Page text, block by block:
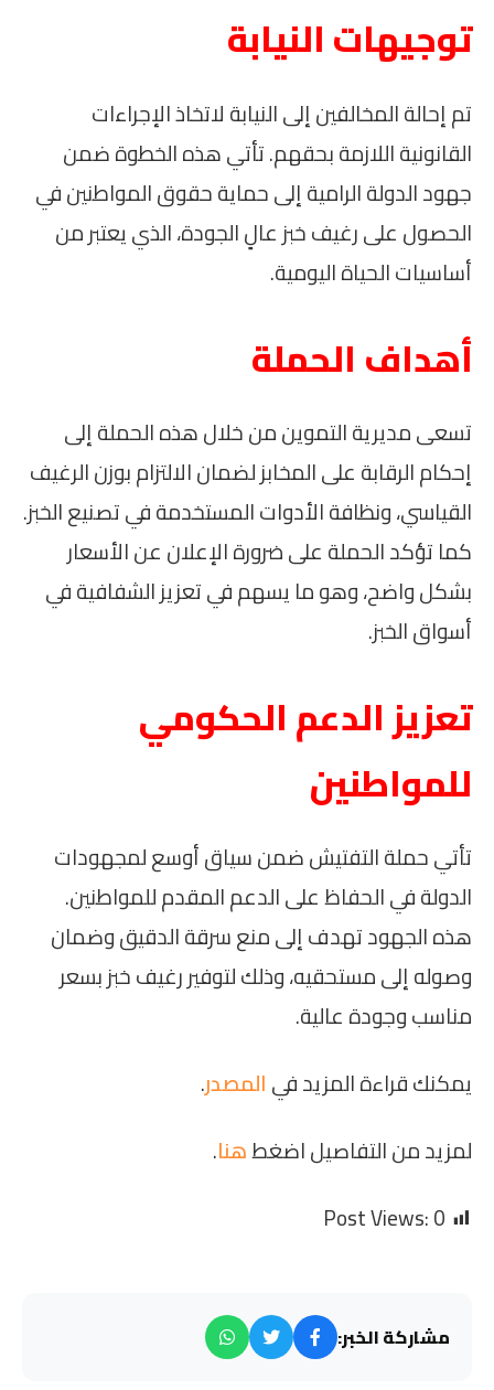
توجيهات النيابة
تم إحالة المخالفين إلى النيابة لاتخاذ الإجراءات
القانونية اللازمة بحقهم. تأتي هذه الخطوة ضمن
جهود الدولة الرامية إلى حماية حقوق المواطنين في
الحصول على رغيف خبز عالٍ الجودة، الذي يعتبر من
أساسيات الحياة اليومية.
أهداف الحملة
تسعى مديرية التموين من خلال هذه الحملة إلى
إحكام الرقابة على المخابز لضمان الالتزام بوزن الرغيف
القياسي، ونظافة الأدوات المستخدمة في تصنيع الخبز.
كما تؤكد الحملة على ضرورة الإعلان عن الأسعار
بشكل واضح، وهو ما يسهم في تعزيز الشفافية في
أسواق الخبز.
تعزيز الدعم الحكومي
للمواطنين
تأتي حملة التفتيش ضمن سياق أوسع لمجهودات
الدولة في الحفاظ على الدعم المقدم للمواطنين.
هذه الجهود تهدف إلى منع سرقة الدقيق وضمان
وصوله إلى مستحقيه، وذلك لتوفير رغيف خبز بسعر
مناسب وجودة عالية.
يمكنك قراءة المزيد فيالمصدر.
لمزيد من التفاصيل اضغطهنا.
Post Views:0
مشاركة الخبر: